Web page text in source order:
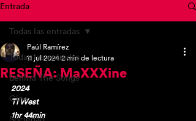
Entrada
Todas las entradas
Behind The Songs
Cine
Todas las entradas
RESEÑA: MaXXXine
Paúl Ramírez
11 jul 20242 min de lectura
2024
Ti West
1hr 44min